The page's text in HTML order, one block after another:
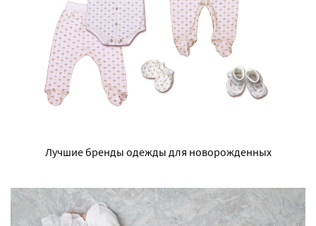
Лучшие бренды одежды для новорожденных